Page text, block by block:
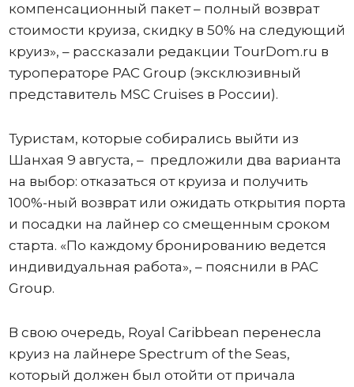
компенсационный пакет – полный возврат
стоимости круиза, скидку в 50% на следующий
круиз», – рассказали редакции TourDom.ru в
туроператоре PAC Group (эксклюзивный
представитель MSC Cruises в России).
Туристам, которые собирались выйти из
Шанхая 9 августа, – предложили два варианта
на выбор: отказаться от круиза и получить
100%-ный возврат или ожидать открытия порта
и посадки на лайнер со смещенным сроком
старта. «По каждому бронированию ведется
индивидуальная работа», – пояснили в PAC
Group.
В свою очередь, Royal Caribbean перенесла
круиз на лайнере Spectrum of the Seas,
который должен был отойти от причала